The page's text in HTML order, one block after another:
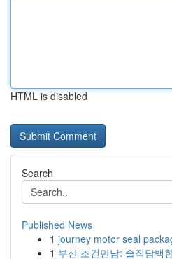
HTML is disabled
Search
Published News
1 journey motor seal
1 부산 조건만남: 솔직담백